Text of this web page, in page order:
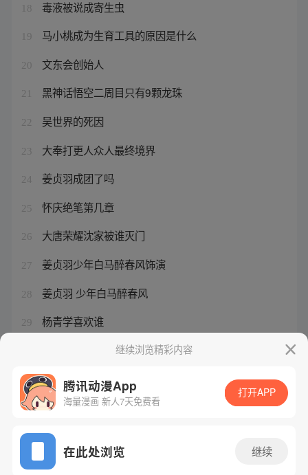
18 毒液被说成寄生虫
19 马小桃成为生育工具的原因是什么
20 文东会创始人
21 黑神话悟空二周目只有9颗龙珠
22 吴世界的死因
23 大奉打更人众人最终境界
24 姜贞羽成团了吗
25 怀庆绝笔第几章
26 大唐荣耀沈家被谁灭门
27 姜贞羽少年白马醉春风饰演
28 姜贞羽 少年白马醉春风
29 杨青学喜欢谁
继续浏览精彩内容
腾讯动漫App
海量漫画 新人7天免费看
打开APP
在此处浏览 继续
网站备案/许可证号：粤B2-20090059-5
Copyright©1998 - 2026 Tencent. All Rights Reserved